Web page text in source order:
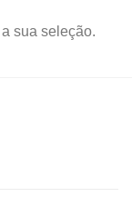
sua seleção.